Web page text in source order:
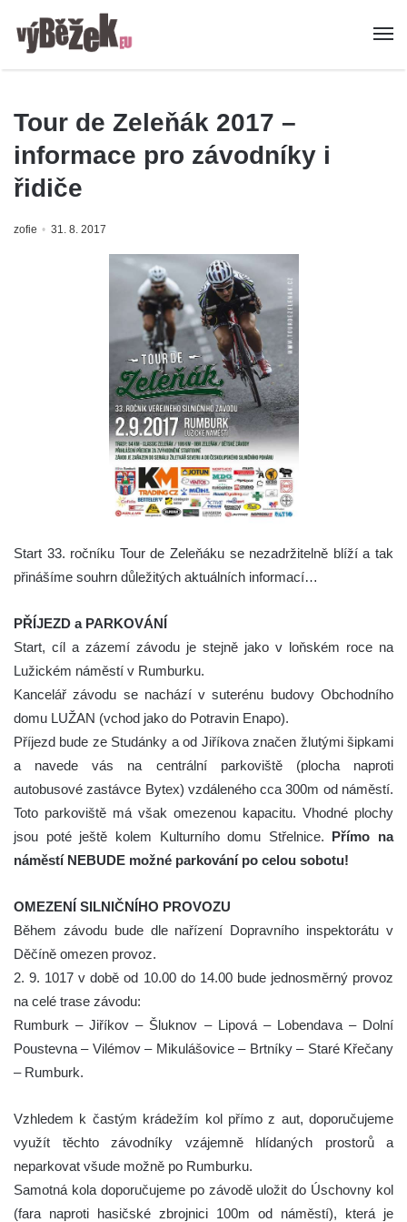
Tour de Zeleňák 2017 –
informace pro závodníky i
řidiče
zofie 31. 8. 2017
Start 33. ročníku Tour de Zeleňáku se nezadržitelně blíží a tak
přinášíme souhrn důležitých aktuálních informací…
PŘÍJEZD a PARKOVÁNÍ
Start, cíl a zázemí závodu je stejně jako v loňském roce na
Lužickém náměstí v Rumburku.
Kancelář závodu se nachází v suterénu budovy Obchodního
domu LUŽAN (vchod jako do Potravin Enapo).
Příjezd bude ze Studánky a od Jiříkova značen žlutými šipkami
a navede vás na centrální parkoviště (plocha naproti
autobusové zastávce Bytex) vzdáleného cca 300m od náměstí.
Toto parkoviště má však omezenou kapacitu. Vhodné plochy
jsou poté ještě kolem Kulturního domu Střelnice. Přímo na
náměstí NEBUDE možné parkování po celou sobotu!
OMEZENÍ SILNIČNÍHO PROVOZU
Během závodu bude dle nařízení Dopravního inspektorátu v
Děčíně omezen provoz.
2. 9. 1017 v době od 10.00 do 14.00 bude jednosměrný provoz
na celé trase závodu:
Rumburk – Jiříkov – Šluknov – Lipová – Lobendava – Dolní
Poustevna – Vilémov – Mikulášovice – Brtníky – Staré Křečany
– Rumburk.
Vzhledem k častým krádežím kol přímo z aut, doporučujeme
využít těchto závodníky vzájemně hlídaných prostorů a
neparkovat všude možně po Rumburku.
Samotná kola doporučujeme po závodě uložit do Úschovny kol
(fara naproti hasičské zbrojnici 100m od náměstí), která je